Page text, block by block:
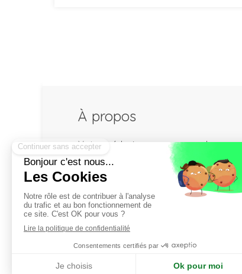
À propos
Votre médecin vous propose des
consultations de Gériatrie et de
Prévention du Vieillissement sur
rendez-vous pour les personnes
âgées, adultes à Paris 7ème